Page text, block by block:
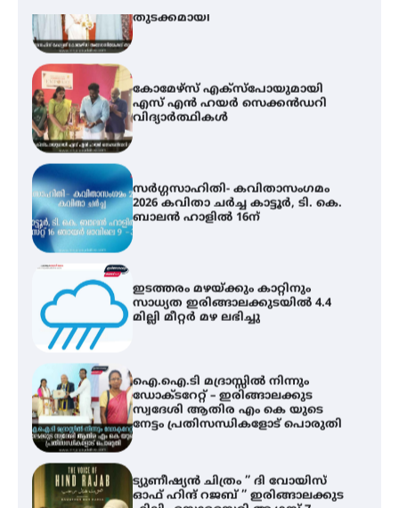
കോമേഴ്സ് എക്സ്പോയുമായി
സർഗ്ഗസാഹിതി- കവിതാസംഗമം
ഇടത്തരം മഴയ്ക്കും കാറ്റിനും
നേട്ടം പ്രതിസന്ധികളോട് പൊരുതി
ട്യുണീഷ്യൻ ചിത്രം ” ദി വോയിസ്
വെള്ളിയാഴ്ച സ്‌ക്രീൻ ചെയ്യുന്നു